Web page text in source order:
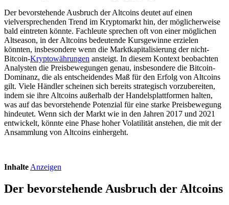
Der bevorstehende Ausbruch der Altcoins deutet auf einen
vielversprechenden Trend im Kryptomarkt hin, der möglicherweise
bald eintreten könnte. Fachleute sprechen oft von einer möglichen
Altseason, in der Altcoins bedeutende Kursgewinne erzielen
könnten, insbesondere wenn die Marktkapitalisierung der nicht-
Bitcoin-Kryptowährungen ansteigt. In diesem Kontext beobachten
Analysten die Preisbewegungen genau, insbesondere die Bitcoin-
Dominanz, die als entscheidendes Maß für den Erfolg von Altcoins
gilt. Viele Händler scheinen sich bereits strategisch vorzubereiten,
indem sie ihre Altcoins außerhalb der Handelsplattformen halten,
was auf das bevorstehende Potenzial für eine starke Preisbewegung
hindeutet. Wenn sich der Markt wie in den Jahren 2017 und 2021
entwickelt, könnte eine Phase hoher Volatilität anstehen, die mit der
Ansammlung von Altcoins einhergeht.
Inhalte Anzeigen
Der bevorstehende Ausbruch der Altcoins